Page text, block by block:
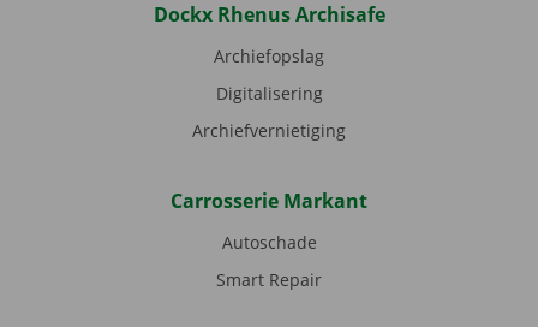
Dockx Rhenus Archisafe
Archiefopslag
Digitalisering
Archiefvernietiging
Carrosserie Markant
Autoschade
Smart Repair